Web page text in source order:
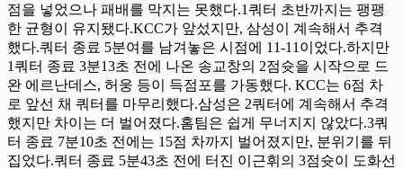
점을 넣었으나 패배를 막지는 못했다.1쿼터 초반까지는 팽팽
한 균형이 유지됐다.KCC가 앞섰지만, 삼성이 계속해서 추격
했다.쿼터 종료 5분여를 남겨놓은 시점에 11-11이었다.하지만
1쿼터 종료 3분13초 전에 나온 송교창의 2점슛을 시작으로 드
완 에르난데스, 허웅 등이 득점포를 가동했다. KCC는 6점 차
로 앞선 채 쿼터를 마무리했다.삼성은 2쿼터에 계속해서 추격
했지만 차이는 더 벌어졌다.홈팀은 쉽게 무너지지 않았다.3쿼
터 종료 7분10초 전에는 15점 차까지 벌어졌지만, 분위기를 뒤
집었다.쿼터 종료 5분43초 전에 터진 이근휘의 3점슛이 도화선